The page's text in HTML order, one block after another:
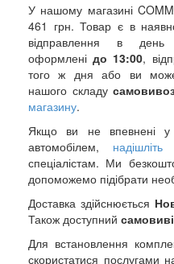
У нашому магазині
461 грн. Товар є в
відправлення в день
оформленідо 13:00,
того ж дня або ви
нашого складу
магазину.
Якщо ви не впевнені у
автомобілем,
спеціалістам. Ми
допоможемо підібрати
Доставка здійснюється
Також доступний
Для встановлення
скористатися послугами